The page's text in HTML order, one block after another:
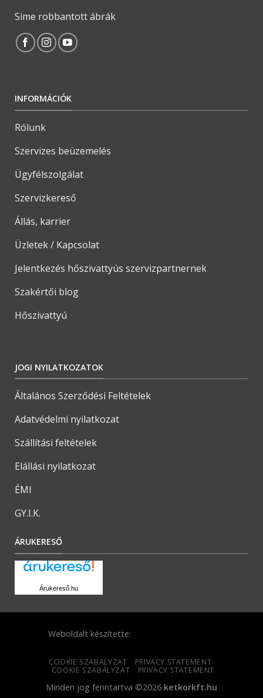
Sime robbantott ábrák
INFORMÁCIÓK
Rólunk
Szervizes beüzemelés
Ügyfélszolgálat
Szervizkereső
Állás, karrier
Üzletek / Kapcsolat
Jelentkezés hőszivattyús szervizpartnernek
Szakértői blog
Hőszivattyú
JOGI NYILATKOZATOK
Általános Szerződési Feltételek
Adatvédelmi nyilatkozat
Szállítási feltételek
Elállási nyilatkozat
ÉMI
GY.I.K.
ÁRUKERESŐ
Árukereső.hu
Weboldalt készítette:
COOKIE SZABÁLYZAT
PRIVACY STATEMENT
COOKIE SZABÁLYZAT
PRIVACY STATEMENT
Minden jog fenntartva ©2026 ketkorkft.hu